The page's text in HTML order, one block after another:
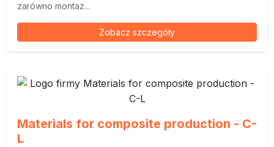
zarówno montaż...
Zobacz szczegóły
Materials for composite production - C-
L